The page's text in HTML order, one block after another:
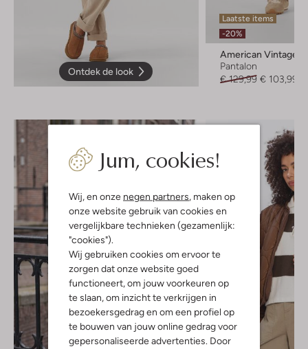
Jum, cookies!
Wij, en onze negen partners, maken op
onze website gebruik van cookies en
vergelijkbare technieken (gezamenlijk:
"cookies").
Wij gebruiken cookies om ervoor te
zorgen dat onze website goed
functioneert, om jouw voorkeuren op
te slaan, om inzicht te verkrijgen in
bezoekersgedrag en om een profiel op
te bouwen van jouw online gedrag voor
gepersonaliseerde advertenties. Door
Ontdek de look
Laatste items
-20%
American Vintage
Pantalon
€ 129,99 € 103,99